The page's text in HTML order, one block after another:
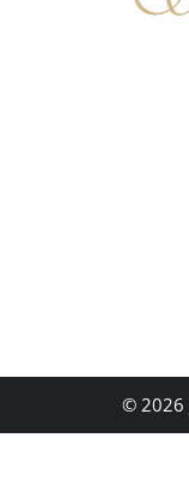
© 2026